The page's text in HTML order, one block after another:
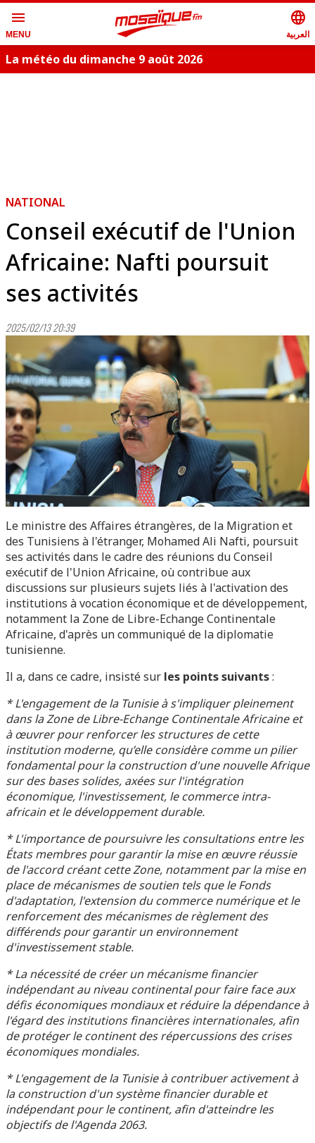
menu
MENU
language
العربية
La météo du dimanche 9 août 2026
NATIONAL
Conseil exécutif de l'Union
Africaine: Nafti poursuit
ses activités
2025/02/13 20:39
Le ministre des Affaires étrangères, de la Migration et
des Tunisiens à l'étranger, Mohamed Ali Nafti, poursuit
ses activités dans le cadre des réunions du Conseil
exécutif de l'Union Africaine, où contribue aux
discussions sur plusieurs sujets liés à l'activation des
institutions à vocation économique et de développement,
notamment la Zone de Libre-Echange Continentale
Africaine, d'après un communiqué de la diplomatie
tunisienne.
Il a, dans ce cadre, insisté sur les points suivants:
* L'engagement de la Tunisie à s'impliquer pleinement
dans la Zone de Libre-Echange Continentale Africaine et
à œuvrer pour renforcer les structures de cette
institution moderne, qu’elle considère comme un pilier
fondamental pour la construction d'une nouvelle Afrique
sur des bases solides, axées sur l'intégration
économique, l'investissement, le commerce intra-
africain et le développement durable.
* L'importance de poursuivre les consultations entre les
États membres pour garantir la mise en œuvre réussie
de l'accord créant cette Zone, notamment par la mise en
place de mécanismes de soutien tels que le Fonds
d'adaptation, l'extension du commerce numérique et le
renforcement des mécanismes de règlement des
différends pour garantir un environnement
d'investissement stable.
* La nécessité de créer un mécanisme financier
indépendant au niveau continental pour faire face aux
défis économiques mondiaux et réduire la dépendance à
l'égard des institutions financières internationales, afin
de protéger le continent des répercussions des crises
économiques mondiales.
* L'engagement de la Tunisie à contribuer activement à
la construction d'un système financier durable et
indépendant pour le continent, afin d'atteindre les
objectifs de l'Agenda 2063.